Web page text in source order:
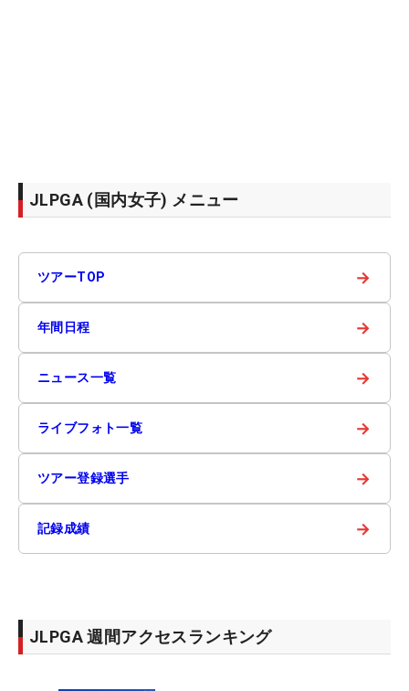
JLPGA (国内女子) メニュー
ツアーTOP →
年間日程 →
ニュース一覧 →
ライブフォト一覧 →
ツアー登録選手 →
記録成績 →
JLPGA 週間アクセスランキング